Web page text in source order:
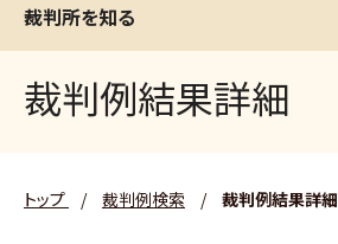
裁判所を知る
裁判例結果詳細
トップ / 裁判例検索 / 裁判例結果詳細